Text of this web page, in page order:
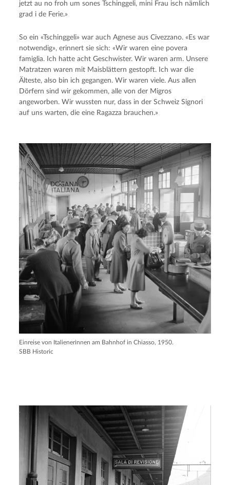
jetzt au no froh um sones Tschinggeli, mini Frau isch nämlich
grad i de Ferie.»
So ein «Tschinggeli» war auch Agnese aus Civezzano. «Es war
notwendig», erinnert sie sich: «Wir waren eine povera
famiglia. Ich hatte acht Geschwister. Wir waren arm. Unsere
Matratzen waren mit Maisblättern gestopft. Ich war die
Älteste, also bin ich gegangen. Wir waren viele. Aus allen
Dörfern sind wir gekommen, alle von der Migros
angeworben. Wir wussten nur, dass in der Schweiz Signori
auf uns warten, die eine Ragazza brauchen.»
Einreise von Italienerinnen am Bahnhof in Chiasso, 1950.
SBB Historic